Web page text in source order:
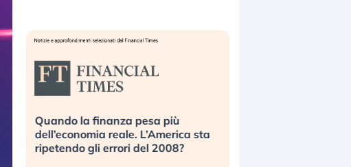
Quando la finanza pesa più
dell’economia reale. L’America sta
ripetendo gli errori del 2008?